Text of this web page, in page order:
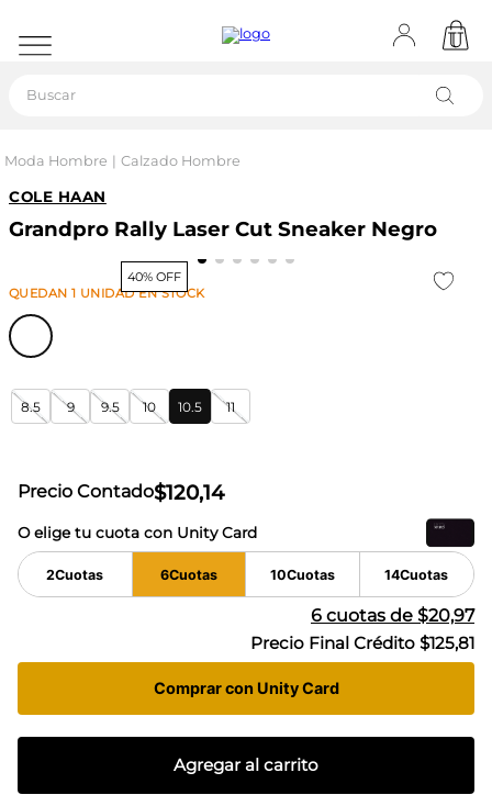
Moda Hombre Calzado Hombre
COLE HAAN
Grandpro Rally Laser Cut Sneaker Negro
40% OFF
QUEDAN1 UNIDADEN STOCK
8.5 9 9.5 10 10.5 11
Precio Contado$120,14
O elige tu cuota con Unity Card
2Cuotas 6Cuotas 10Cuotas 14Cuotas
6 cuotas de $20,97
Precio Final Crédito $125,81
Comprar con Unity Card
Agregar al carrito